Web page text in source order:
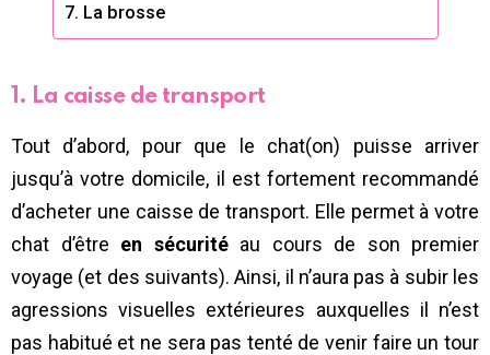
7. La brosse
1. La caisse de transport
Tout d’abord, pour que le chat(on) puisse arriver
jusqu’à votre domicile, il est fortement recommandé
d’acheter une caisse de transport. Elle permet à votre
chat d’être en sécuritéau cours de son premier
voyage (et des suivants). Ainsi, il n’aura pas à subir les
agressions visuelles extérieures auxquelles il n’est
pas habitué et ne sera pas tenté de venir faire un tour